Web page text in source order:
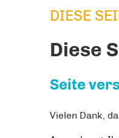
DIESE SEITE
DIESE
Diese
Seite
Vielen Dank,